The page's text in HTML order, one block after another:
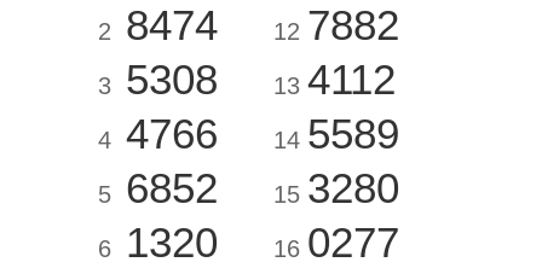
2 8474
3 5308
4 4766
5 6852
6 1320
12 7882
13 4112
14 5589
15 3280
16 0277